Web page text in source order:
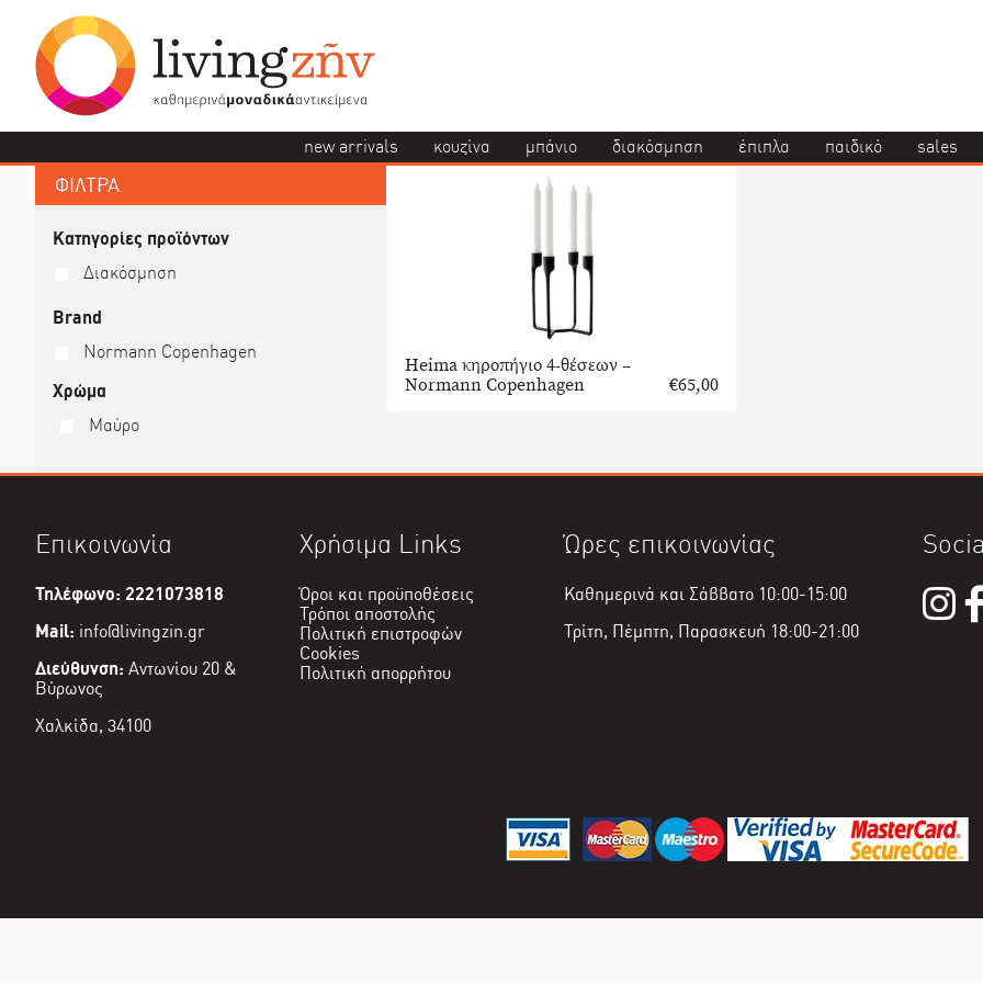
new arrivals κουζίνα μπάνιο διακόσμηση έπιπλα παιδικό sales
ΦΙΛΤΡΑ
Κατηγορίες προϊόντων
Διακόσμηση
Brand
Normann Copenhagen
Χρώμα
Μαύρο
Heima κηροπήγιο 4-θέσεων –
Normann Copenhagen
€65,00
Επικοινωνία
Τηλέφωνο: 2221073818
Mail: info@livingzin.gr
Διεύθυνση: Αντωνίου 20 &
Βύρωνος
Χαλκίδα, 34100
Χρήσιμα Links
Όροι και προϋποθέσεις
Τρόποι αποστολής
Πολιτική επιστροφών
Cookies
Πολιτική απορρήτου
Ώρες επικοινωνίας
Καθημερινά και Σάββατο 10:00-15:00
Τρίτη, Πέμπτη, Παρασκευή 18:00-21:00